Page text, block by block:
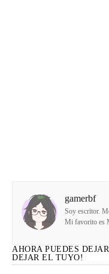
gamerbf
Soy escritor.
Mi favorito es
AHORA PUEDES
DEJAR EL TUYO!